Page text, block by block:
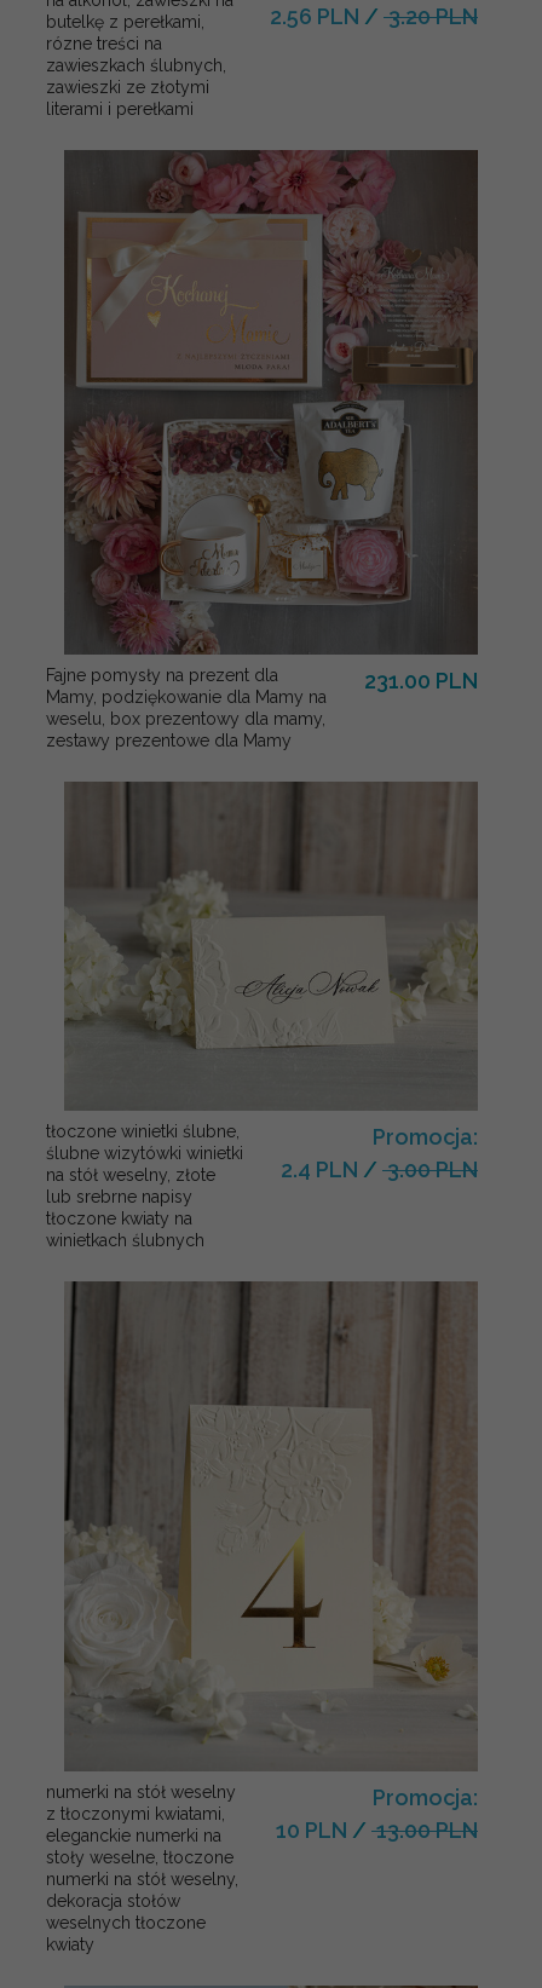
butelkę z perełkami,
rózne treści na
zawieszkach ślubnych,
zawieszki ze złotymi
literami i perełkami
2.56 PLN / 3.20 PLN
Fajne pomysły na prezent dla
Mamy, podziękowanie dla Mamy na
weselu, box prezentowy dla mamy,
zestawy prezentowe dla Mamy
231.00 PLN
tłoczone winietki ślubne,
ślubne wizytówki winietki
na stół weselny, złote
lub srebrne napisy
tłoczone kwiaty na
winietkach ślubnych
Promocja:
2.4 PLN / 3.00 PLN
numerki na stół weselny
z tłoczonymi kwiatami,
eleganckie numerki na
stoły weselne, tłoczone
numerki na stół weselny,
dekoracja stołów
weselnych tłoczone
kwiaty
Promocja:
10 PLN / 13.00 PLN